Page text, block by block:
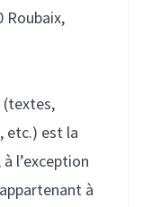
Roubaix,
(textes,
etc.) est la
l’exception
à